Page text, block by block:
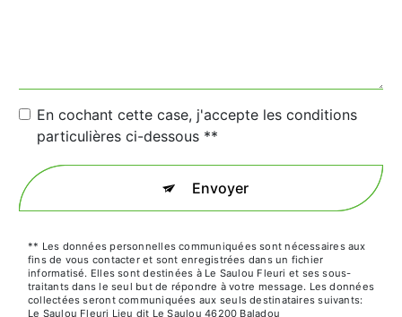
En cochant cette case, j'accepte les conditions
particulières ci-dessous **
Envoyer
** Les données personnelles communiquées sont nécessaires aux
fins de vous contacter et sont enregistrées dans un fichier
informatisé. Elles sont destinées à Le Saulou Fleuri et ses sous-
traitants dans le seul but de répondre à votre message. Les données
collectées seront communiquées aux seuls destinataires suivants:
Le Saulou Fleuri Lieu dit Le Saulou 46200 Baladou